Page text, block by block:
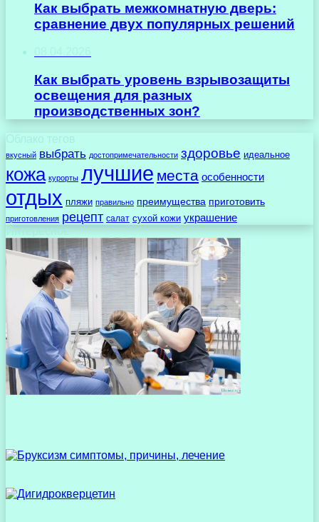
Как выбрать межкомнатную дверь:
сравнение двух популярных решений
Как выбрать уровень взрывозащиты
освещения для разных
производственных зон?
Облако тегов
вкусный выбрать достопримечательности здоровье идеальное
кожа курорты лучшие места особенности
отдых пляжи правильно преимущества приготовить
приготовления рецепт салат сухой кожи украшение